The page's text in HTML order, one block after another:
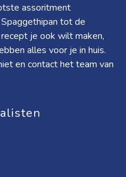
assoritment
Spaggethipan tot de
je ook wilt maken,
alles voor je in huis.
en contact het team van